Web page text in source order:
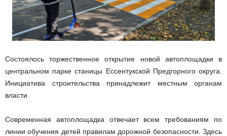
Состоялось торжественное открытие новой автоплощадки в
центральном парке станицы Ессентукской Предгорного округа.
Инициатива строительства принадлежит местным органам
власти.
Современная автоплощадка отвечает всем требованиям по
линии обучения детей правилам дорожной безопасности. Здесь